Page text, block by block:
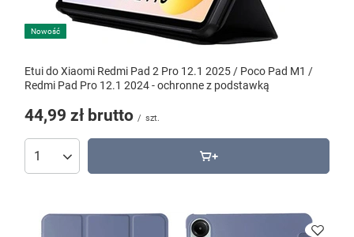
Nowość
Etui do Xiaomi Redmi Pad 2 Pro 12.1 2025 / Poco Pad M1 /
Redmi Pad Pro 12.1 2024 - ochronne z podstawką
44,99 zł brutto / szt.